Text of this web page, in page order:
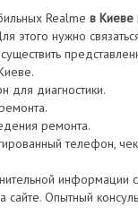
Realme в Киеве
этого нужно
диагностики.
ремонта.
телефон,
информации
Опытный